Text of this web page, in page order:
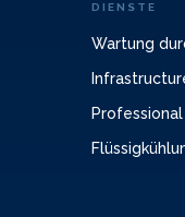
DIENSTE
Wartung